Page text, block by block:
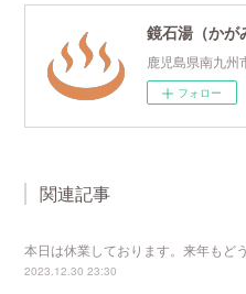
鹿児島県南九
フォロー
関連記事
本日は休業しております。来年もど
2023.12.30 23:30